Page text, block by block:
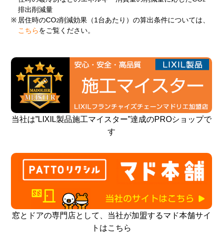
排出削減量
※ 居住時のCO2削減効果（1台あたり）の算出条件については、
こちら をご覧ください。
当社は”LIXIL製品施工マイスター”達成のPROショップで
す
窓とドアの専門店として、当社が加盟するマド本舗サイ
トはこちら